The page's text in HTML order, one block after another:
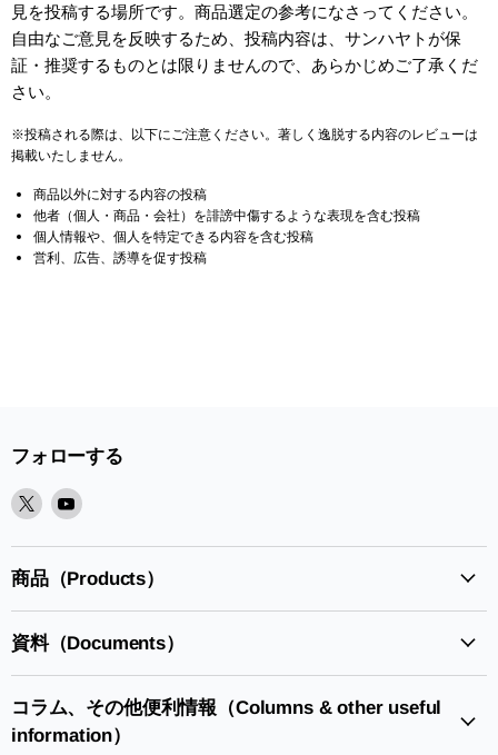
見を投稿する場所です。商品選定の参考になさってください。
自由なご意見を反映するため、投稿内容は、サンハヤトが保
証・推奨するものとは限りませんので、あらかじめご了承くだ
さい。
※投稿される際は、以下にご注意ください。著しく逸脱する内容のレビューは
掲載いたしません。
商品以外に対する内容の投稿
他者（個人・商品・会社）を誹謗中傷するような表現を含む投稿
個人情報や、個人を特定できる内容を含む投稿
営利、広告、誘導を促す投稿
フォローする
X
見
つ
く
い
Youtube
見
つ
く
い
商品（Products）
資料（Documents）
コラム、その他便利情報（Columns & other useful
information）